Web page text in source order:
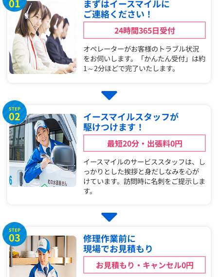
01
まずはイースマイルに
ご連絡ください！
24時間365日受付
オペレーターがお客様のトラブル状況
をお伺いします。「かんたん受付」は約
1～2分ほどで完了いたします。
STEP
02
イースマイルスタッフが
駆けつけます！
最短20分・出張料0円
イースマイルのサービススタッフは、し
っかりとした挨拶と身だしなみを心が
けています。訪問時に名刺をご提示しま
す。
STEP
03
修理作業前に
現場でお見積もり
お見積もり・キャンセル0円